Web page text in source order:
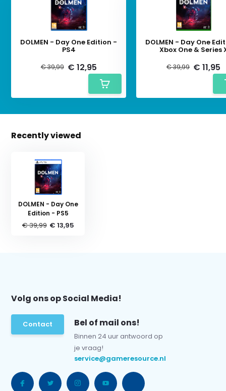
DOLMEN - Day One Edition -
PS4
€ 39,99 € 12,95
DOLMEN - Day One
Xbox One & Series
€ 39,99 € 11,95
Recently viewed
DOLMEN - Day One
Edition - PS5
€ 39,99 € 13,95
Volg ons op Social Media!
Contact Bel of mail ons!
Binnen 24 uur antwoord op
je vraag!
service@gameresource.nl